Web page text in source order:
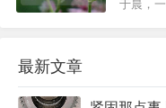
消息一
翻新。